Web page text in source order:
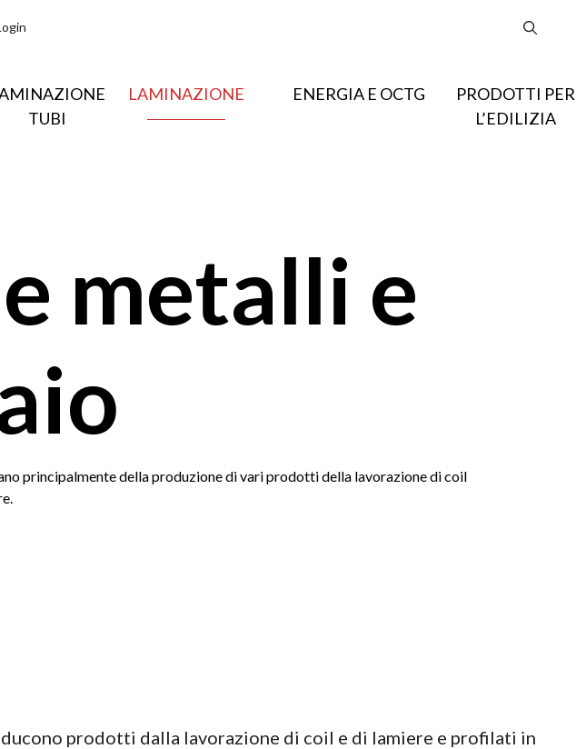
TUBI
LAMINAZIONE ENERGIA E OCTG
PRODOTTI PER
L’EDILIZIA
metalli e
principalmente della produzione di vari prodotti della lavorazione di coil
prodotti dalla lavorazione di coil e di lamiere e profilati in